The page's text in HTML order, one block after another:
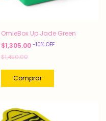
OmieBox Up Jade Green
$1,305.00 -10% OFF
$1,450.00